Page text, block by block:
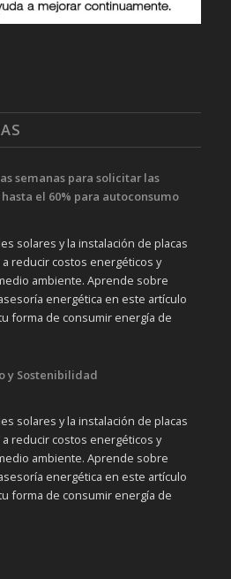
semanas para solicitar las
el 60% para autoconsumo
solares y la instalación de placas
reducir costos energéticos y
ambiente. Aprende sobre
energética en este artículo
forma de consumir energía de
y Sostenibilidad
solares y la instalación de placas
reducir costos energéticos y
ambiente. Aprende sobre
energética en este artículo
forma de consumir energía de